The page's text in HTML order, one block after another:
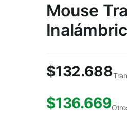
Mouse
$132.688
$136.669